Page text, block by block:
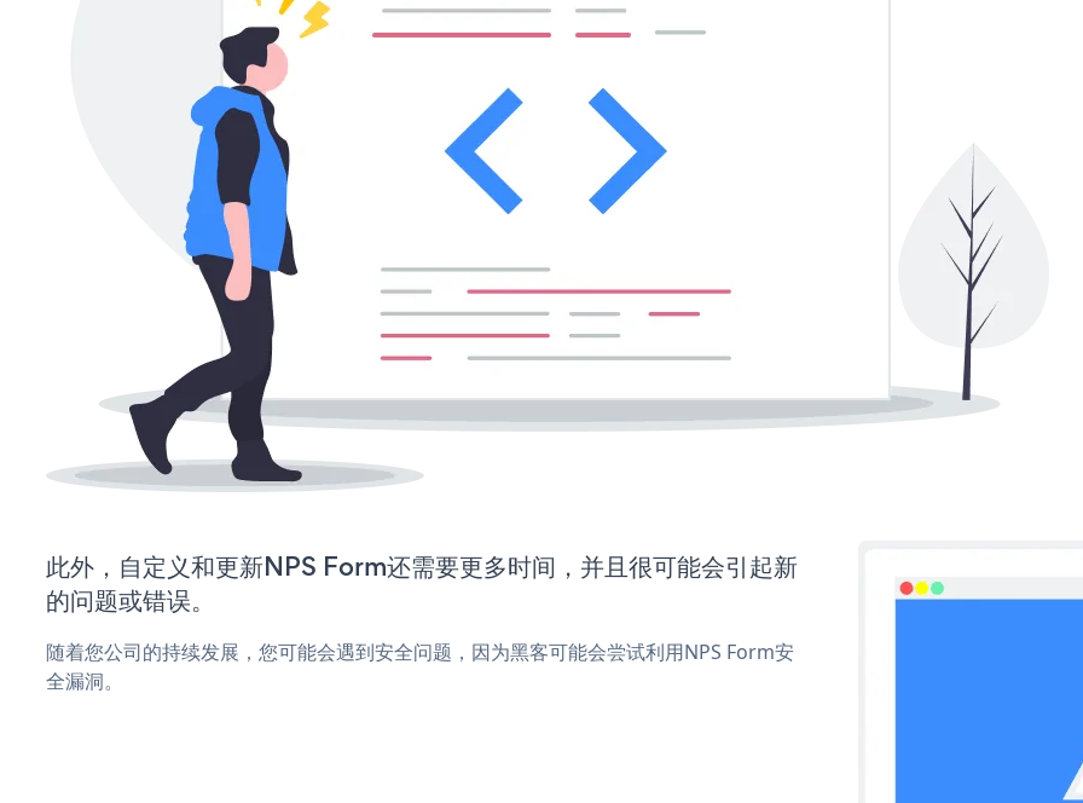
此外，自定义和更新NPS Form还需要更多时间，并且很可能会引起新
的问题或错误。
随着您公司的持续发展，您可能会遇到安全问题，因为黑客可能会尝试利用NPS Form安
全漏洞。